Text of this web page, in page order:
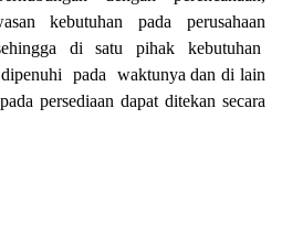
kebutuhan pada perusahaan
di satu pihak
kebutuhan
dipenuhi pada
waktunya dan di lain
persediaan dapat ditekan secara